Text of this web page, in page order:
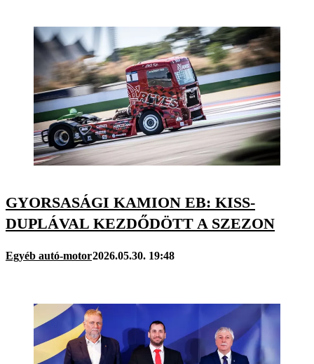
GYORSASÁGI KAMION EB: KISS-
DUPLÁVAL KEZDŐDÖTT A SZEZON
Egyéb autó-motor2026.05.30. 19:48